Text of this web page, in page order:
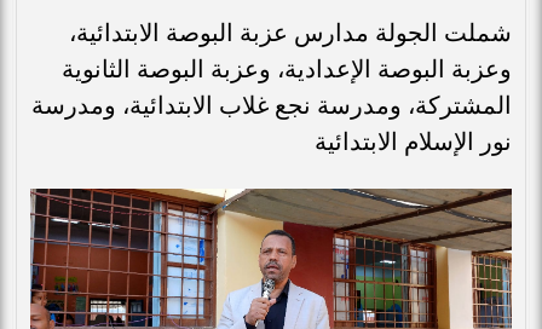
شملت الجولة مدارس عزبة البوصة الابتدائية،
وعزبة البوصة الإعدادية، وعزبة البوصة الثانوية
المشتركة، ومدرسة نجع غلاب الابتدائية، ومدرسة
نور الإسلام الابتدائية